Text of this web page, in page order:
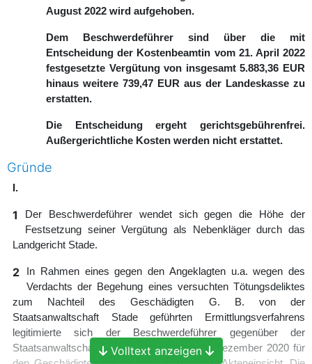
August 2022 wird aufgehoben.
Dem Beschwerdeführer sind über die mit
Entscheidung der Kostenbeamtin vom 21. April 2022
festgesetzte Vergütung von insgesamt 5.883,36 EUR
hinaus weitere 739,47 EUR aus der Landeskasse zu
erstatten.
Die Entscheidung ergeht gerichtsgebührenfrei.
Außergerichtliche Kosten werden nicht erstattet.
Gründe
I.
1
Der Beschwerdeführer wendet sich gegen die Höhe der
Festsetzung seiner Vergütung als Nebenkläger durch das
Landgericht Stade.
2
In Rahmen eines gegen den Angeklagten u.a. wegen des
Verdachts der Begehung eines versuchten Tötungsdeliktes
zum Nachteil des Geschädigten G. B. von der
Staatsanwaltschaft Stade geführten Ermittlungsverfahrens
legitimierte sich der Beschwerdeführer gegenüber der
Staatsanwaltschaft mit Schreiben vom 14. Dezember 2020 für
Volltext anzeigen